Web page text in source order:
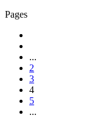
Pages
...
2
3
4
5
...